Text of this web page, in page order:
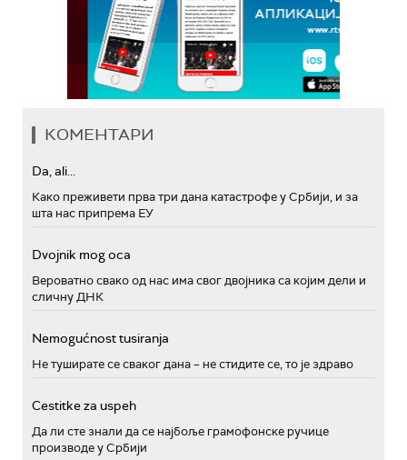
КОМЕНТАРИ
Da, ali...
Како преживети прва три дана катастрофе у Србији, и за
шта нас припрема ЕУ
Dvojnik mog oca
Вероватно свако од нас има свог двојника са којим дели и
сличну ДНК
Nemogućnost tusiranja
Не туширате се сваког дана – не стидите се, то је здраво
Cestitke za uspeh
Да ли сте знали да се најбоље грамофонске ручице
производе у Србији